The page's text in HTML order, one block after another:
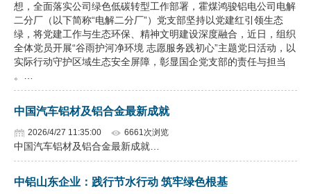
想，全面落实公司绿色低碳转型工作部署，霍煤鸿骏铝电公司电解
二分厂（以下简称“电解二分厂”）党支部坚持以党建红引领生态
绿，将党建工作与生态环保、精神文明建设深度融合，近日，组织
全体党员开展“谷雨护河净环境 志愿服务践初心”主题党日活动，以
实际行动守护区域生态安全屏障，彰显国企党支部的责任与担当
。…
中国汽车铝材及铝合金最新成就
2026/4/27 11:35:00 6661次浏览
中国汽车铝材及铝合金最新成就…
中铝山东企业：践行节水行动 筑牢绿色根基